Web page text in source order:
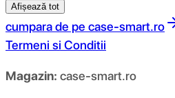
Afișează tot
cumpara de pe case-smart.ro
Termeni si Conditii
Magazin: case-smart.ro